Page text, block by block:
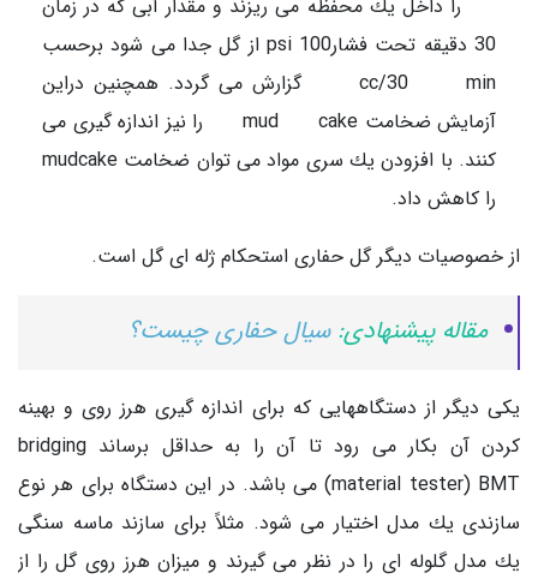
را داخل یك محفظه می ریزند و مقدار آبی كه در زمان
30 دقیقه تحت فشارpsi 100 از گل جدا می شود برحسب
cc/30 min گزارش می گردد. همچنین دراین
آزمایش ضخامت mud cake را نیز اندازه گیری می
كنند. با افزودن یك سری مواد می توان ضخامت mudcake
را كاهش داد.
از خصوصیات دیگر گل حفاری استحكام ژله ای گل است.
مقاله پیشنهادی: سیال حفاری چیست؟
یكی دیگر از دستگاههایی كه برای اندازه گیری هرز روی و بهینه
كردن آن بكار می رود تا آن را به حداقل برساند bridging
material tester) BMT) می باشد. در این دستگاه برای هر نوع
سازندی یك مدل اختیار می شود. مثلاً برای سازند ماسه سنگی
یك مدل گلوله ای را در نظر می گیرند و میزان هرز روی گل را از